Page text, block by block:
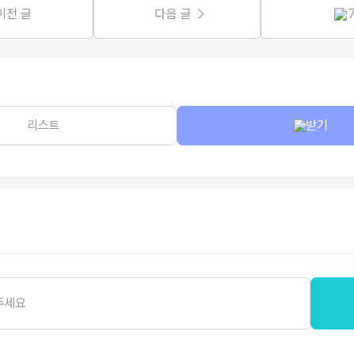
전 글 다음 글
리스트 받기